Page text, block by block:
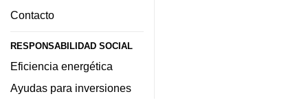
Contacto
RESPONSABILIDAD SOCIAL
Eficiencia energética
Ayudas para inversiones